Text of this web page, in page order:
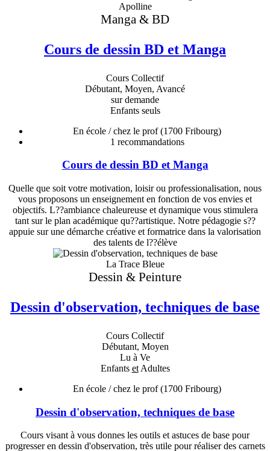
Apolline
Manga & BD
Cours de dessin BD et Manga
Cours Collectif
Débutant, Moyen, Avancé
sur demande
Enfants seuls
En école / chez le prof(1700 Fribourg)
1 recommandations
Cours de dessin BD et Manga
Quelle que soit votre motivation, loisir ou professionalisation, nous
vous proposons un enseignement en fonction de vos envies et
objectifs. L??ambiance chaleureuse et dynamique vous stimulera
tant sur le plan académique qu??artistique. Notre pédagogie s??
appuie sur une démarche créative et formatrice dans la valorisation
des talents de l??élève
La Trace Bleue
Dessin & Peinture
Dessin d'observation, techniques de base
Cours Collectif
Débutant, Moyen
Lu à Ve
Enfants etAdultes
En école / chez le prof(1700 Fribourg)
Dessin d'observation, techniques de base
Cours visant à vous donnes les outils et astuces de base pour
progresser en dessin d'observation, très utile pour réaliser des carnets